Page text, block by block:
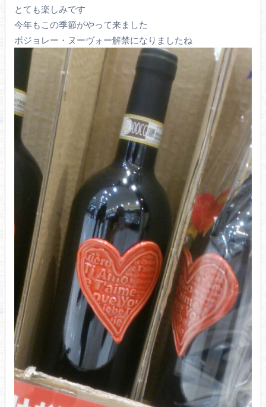
とても楽しみです
今年もこの季節がやって来ました
ボジョレー・ヌーヴォー解禁になりましたね